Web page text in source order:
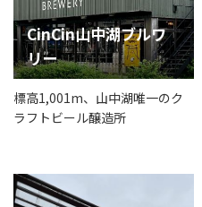
CinCin山中湖ブルワ
リー
標高1,001m、山中湖唯一のク
ラフトビール醸造所